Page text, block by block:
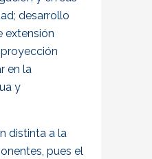
desarrollo
extensión
en la
y
distinta a la
pues el